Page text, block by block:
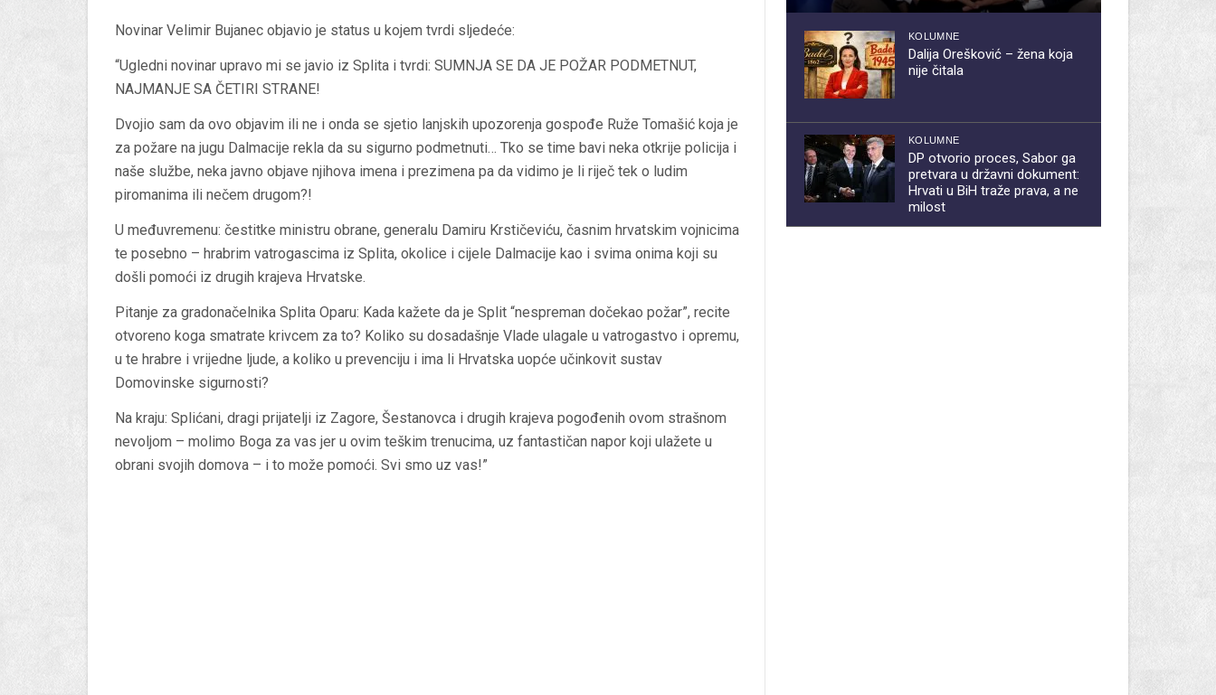
Novinar Velimir Bujanec objavio je status u kojem tvrdi sljedeće:
“Ugledni novinar upravo mi se javio iz Splita i tvrdi: SUMNJA SE DA JE POŽAR PODMETNUT,
NAJMANJE SA ČETIRI STRANE!
Dvojio sam da ovo objavim ili ne i onda se sjetio lanjskih upozorenja gospođe Ruže Tomašić koja je
za požare na jugu Dalmacije rekla da su sigurno podmetnuti… Tko se time bavi neka otkrije policija i
naše službe, neka javno objave njihova imena i prezimena pa da vidimo je li riječ tek o ludim
piromanima ili nečem drugom?!
U međuvremenu: čestitke ministru obrane, generalu Damiru Krstičeviću, časnim hrvatskim vojnicima
te posebno – hrabrim vatrogascima iz Splita, okolice i cijele Dalmacije kao i svima onima koji su
došli pomoći iz drugih krajeva Hrvatske.
Pitanje za gradonačelnika Splita Oparu: Kada kažete da je Split “nespreman dočekao požar”, recite
otvoreno koga smatrate krivcem za to? Koliko su dosadašnje Vlade ulagale u vatrogastvo i opremu,
u te hrabre i vrijedne ljude, a koliko u prevenciju i ima li Hrvatska uopće učinkovit sustav
Domovinske sigurnosti?
Na kraju: Splićani, dragi prijatelji iz Zagore, Šestanovca i drugih krajeva pogođenih ovom strašnom
nevoljom – molimo Boga za vas jer u ovim teškim trenucima, uz fantastičan napor koji ulažete u
obrani svojih domova – i to može pomoći. Svi smo uz vas!”
KOLUMNE
Dalija Orešković – žena koja
nije čitala
KOLUMNE
DP otvorio proces, Sabor ga
pretvara u državni dokument:
Hrvati u BiH traže prava, a ne
milost